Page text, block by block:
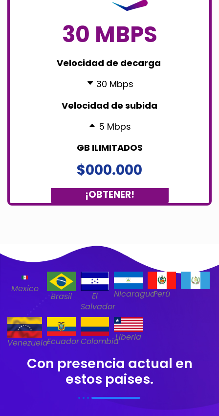
30 MBPS
Velocidad de decarga
30 Mbps
Velocidad de subida
5 Mbps
GB ILIMITADOS
$000.000
¡OBTENER!
Mexico
Brasil
El
Salvador
NicaraguaPerú
VenezuelaEcuadorColombiaLiberia
Con presencia actual en
estos paises.